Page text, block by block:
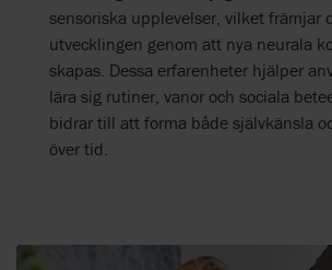
sensoriska upplevelser, vilket främjar
utvecklingen genom att nya neurala
skapas. Dessa erfarenheter hjälper
lära sig rutiner, vanor och sociala
bidrar till att forma både självkänsla
över tid.